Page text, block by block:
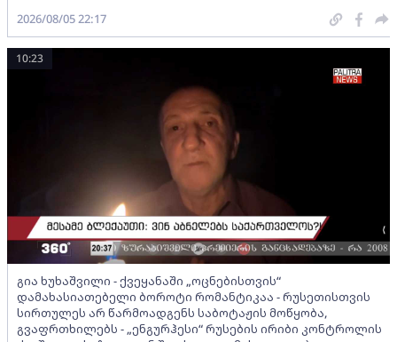
2026/08/05 22:17
გია ხუხაშვილი - ქვეყანაში „ოცნებისთვის“
დამახასიათებელი ბოროტი რომანტიკაა - რუსეთისთვის
სირთულეს არ წარმოადგენს საბოტაჟის მოწყობა,
გვაფრთხილებს - „ენგურჰესი“ რუსების ირიბი კონტროლის
10:23